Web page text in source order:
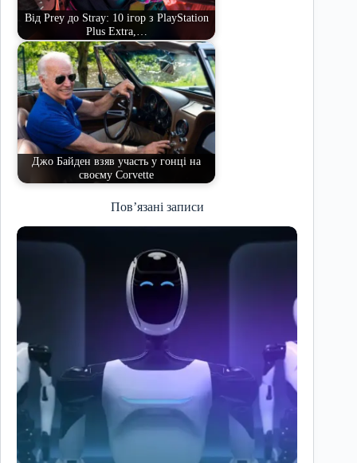
Від Prey до Stray: 10 ігор з PlayStation
Plus Extra,…
Джо Байден взяв участь у гонці на
своєму Corvette
Пов’язані записи